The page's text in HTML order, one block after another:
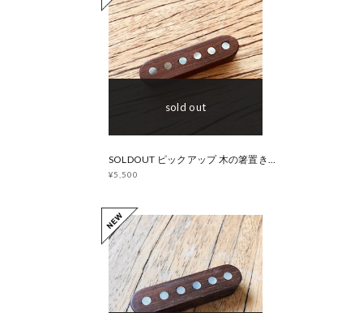
sold out
SOLDOUT ピックアップ 木の箸置き【ハカランダ】ブラック マザーオブパール
¥5,500